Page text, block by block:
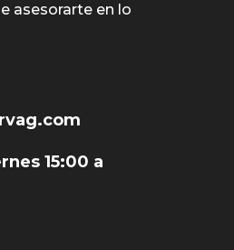
asesorarte en lo
15:00 a